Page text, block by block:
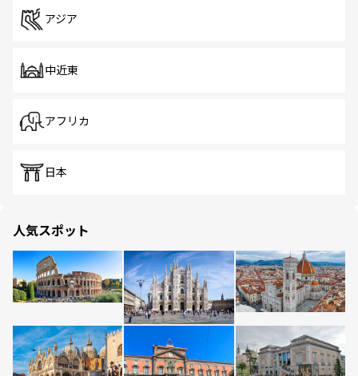
アジア
中近東
アフリカ
日本
人気スポット